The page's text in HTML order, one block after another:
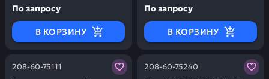
По запросу
В КОРЗИНУ
По запросу
В КОРЗИНУ
208-60-75111
Заказывая запчасти у нас, вы получаете гарантию
208-60-75240
Заказывая запчасти у